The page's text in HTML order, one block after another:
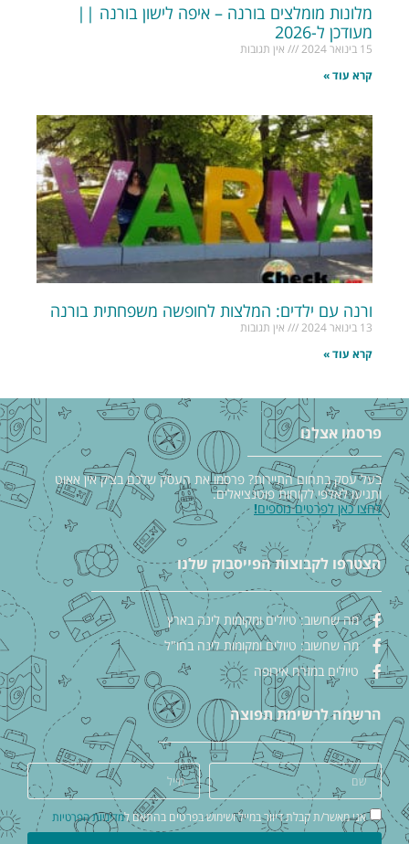
מלונות מומלצים בורנה – איפה לישון בורנה ||
מעודכן ל-2026
15 בינואר 2024
אין תגובות
קרא עוד »
ורנה עם ילדים: המלצות לחופשה משפחתית בורנה
13 בינואר 2024
אין תגובות
קרא עוד »
פרסמו אצלנו
בעל עסק בתחום התיירות? פרסמו את העסק שלכם בצ׳ק אין אאוט
ותגיעו לאלפי לקוחות פוטנציאלים.
לחצו כאן לפרטים נוספים!
הצטרפו לקבוצות הפייסבוק שלנו
מה שחשוב: טיולים ומקומות לינה בארץ
מה שחשוב: טיולים ומקומות לינה בחו"ל
טיולים במזרח אירופה
הרשמה לרשימת תפוצה
אני מאשר/ת קבלת דיוור במייל ושימוש בפרטים בהתאם למדיניות הפרטיות